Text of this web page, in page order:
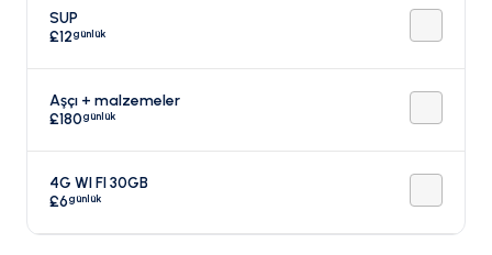
SUP
£12günlük
Aşçı + malzemeler
£180günlük
4G WI FI 30GB
£6günlük